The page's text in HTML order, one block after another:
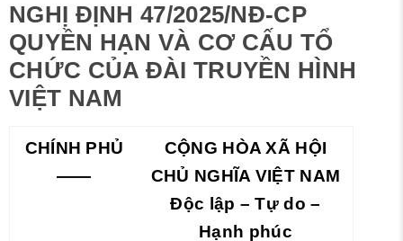
NGHỊ ĐỊNH 47/2025/NĐ-CP
QUYỀN HẠN VÀ CƠ CẤU TỔ
CHỨC CỦA ĐÀI TRUYỀN HÌNH
VIỆT NAM
CHÍNH PHỦ
——
CỘNG HÒA XÃ HỘI
CHỦ NGHĨA VIỆT NAM
Độc lập – Tự do –
Hạnh phúc